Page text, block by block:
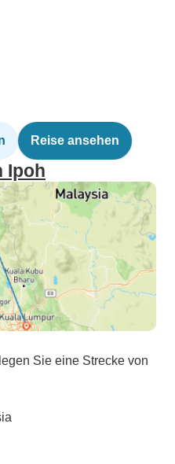
Reise ansehen
Ipoh
Sie eine Strecke von